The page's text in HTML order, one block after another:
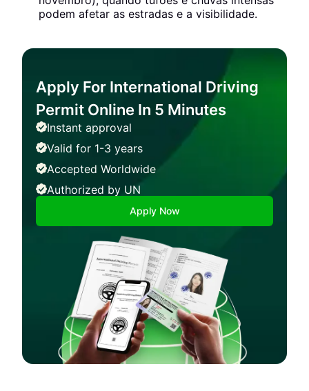
podem afetar as estradas e a visibilidade.
Apply For International Driving
Permit Online In 5 Minutes
Instant approval
Valid for 1-3 years
Accepted Worldwide
Authorized by UN
Apply Now